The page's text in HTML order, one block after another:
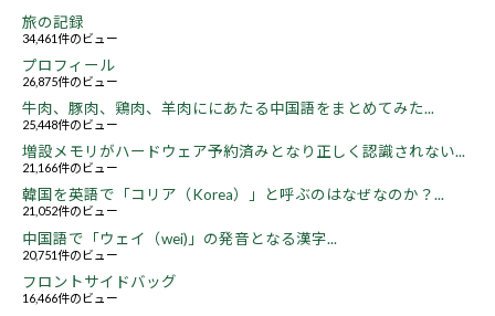
旅の記録
34,461件のビュー
プロフィール
26,875件のビュー
牛肉、豚肉、鶏肉、羊肉ににあたる中国語をまとめてみた...
25,448件のビュー
増設メモリがハードウェア予約済みとなり正しく認識されない...
21,166件のビュー
韓国を英語で「コリア（Korea）」と呼ぶのはなぜなのか？...
21,052件のビュー
中国語で「ウェイ（wei)」の発音となる漢字...
20,751件のビュー
フロントサイドバッグ
16,466件のビュー